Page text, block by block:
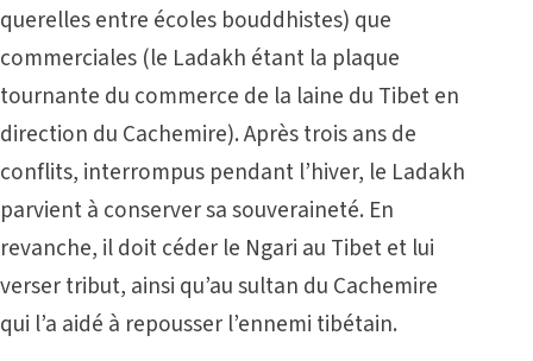
querelles entre écoles bouddhistes) que
commerciales (le Ladakh étant la plaque
tournante du commerce de la laine du Tibet en
direction du Cachemire). Après trois ans de
conflits, interrompus pendant l’hiver, le Ladakh
parvient à conserver sa souveraineté. En
revanche, il doit céder le Ngari au Tibet et lui
verser tribut, ainsi qu’au sultan du Cachemire
qui l’a aidé à repousser l’ennemi tibétain.